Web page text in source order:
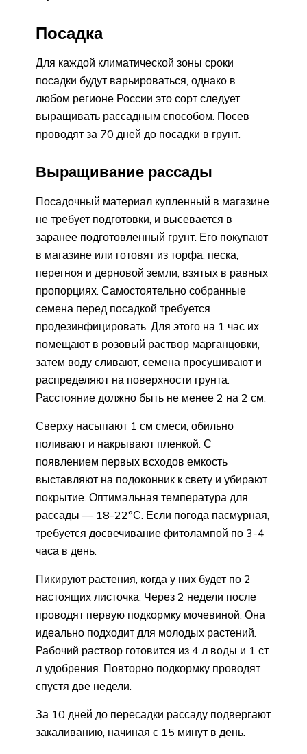
Посадка
Для каждой климатической зоны сроки
посадки будут варьироваться, однако в
любом регионе России это сорт следует
выращивать рассадным способом. Посев
проводят за 70 дней до посадки в грунт.
Выращивание рассады
Посадочный материал купленный в магазине
не требует подготовки, и высевается в
заранее подготовленный грунт. Его покупают
в магазине или готовят из торфа, песка,
перегноя и дерновой земли, взятых в равных
пропорциях. Самостоятельно собранные
семена перед посадкой требуется
продезинфицировать. Для этого на 1 час их
помещают в розовый раствор марганцовки,
затем воду сливают, семена просушивают и
распределяют на поверхности грунта.
Расстояние должно быть не менее 2 на 2 см.
Сверху насыпают 1 см смеси, обильно
поливают и накрывают пленкой. С
появлением первых всходов емкость
выставляют на подоконник к свету и убирают
покрытие. Оптимальная температура для
рассады — 18-22°С. Если погода пасмурная,
требуется досвечивание фитолампой по 3-4
часа в день.
Пикируют растения, когда у них будет по 2
настоящих листочка. Через 2 недели после
проводят первую подкормку мочевиной. Она
идеально подходит для молодых растений.
Рабочий раствор готовится из 4 л воды и 1 ст
л удобрения. Повторно подкормку проводят
спустя две недели.
За 10 дней до пересадки рассаду подвергают
закаливанию, начиная с 15 минут в день.